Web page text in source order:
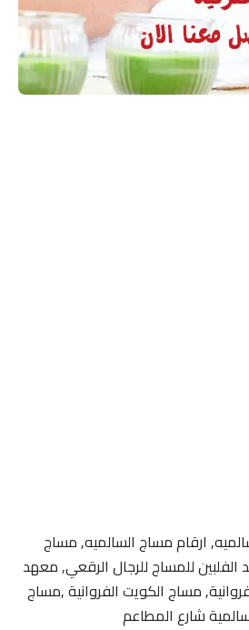
ارقام مساج السالميه, مساج
الفلبين للمساج للرجال الرقعي, معهد
مساج الكويت الفروانية ,مساج
شارع المطاعم